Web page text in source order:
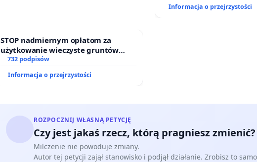
Informacja o przejrzystości
STOP nadmiernym opłatom za
użytkowanie wieczyste gruntów
zajmowanych przez rodzinne ogrody
732 podpisów
Informacja o przejrzystości
ROZPOCZNIJ WŁASNĄ PETYCJĘ
Czy jest jakaś rzecz, którą pragniesz zmienić?
Milczenie nie powoduje zmiany.
Autor tej petycji zajął stanowisko i podjął działanie. Zrobisz to